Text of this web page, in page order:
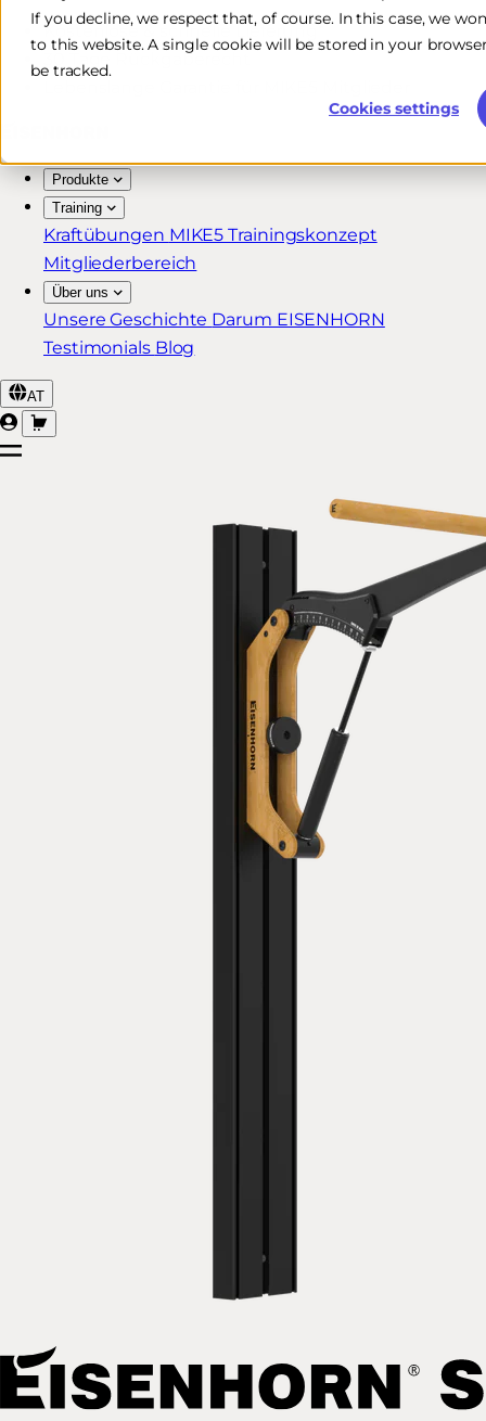
If you decline, we respect that, of course. In this case, we
to this website. A single cookie will be stored in your
be tracked.
Cookies settings
Kostenlose & schnelle Lieferung*
30 Tage Rückgaberecht
Produkte
Training
Kraftübungen MIKE5 Trainingskonzept
Mitgliederbereich
Über uns
Unsere Geschichte Darum EISENHORN
Testimonials Blog
AT